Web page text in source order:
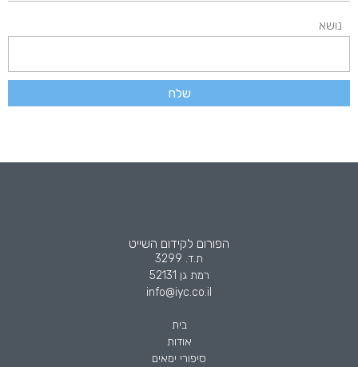
נושא
שלח
הפורום לקידום השייט
ת.ד. 3299
רמת גן 52131
info@iyc.co.il
בית
אודות
סיפורי ימאים